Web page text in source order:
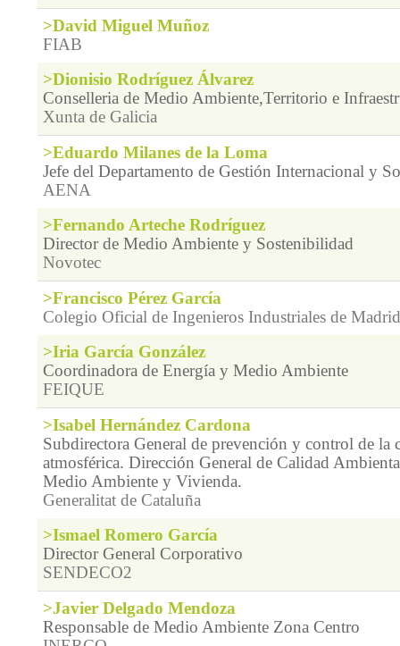
>David Miguel Muñoz
FIAB
>Dionisio Rodríguez Álvarez
Conselleria de Medio Ambiente,Territorio e
Xunta de Galicia
>Eduardo Milanes de la Loma
Jefe del Departamento de Gestión Internacional y
AENA
>Fernando Arteche Rodríguez
Director de Medio Ambiente y Sostenibilidad
Novotec
>Francisco Pérez García
Colegio Oficial de Ingenieros Industriales de Madrid
>Iria García González
Coordinadora de Energía y Medio Ambiente
FEIQUE
>Isabel Hernández Cardona
Subdirectora General de prevención y control de la
atmosférica. Dirección General de Calidad
Medio Ambiente y Vivienda.
Generalitat de Cataluña
>Ismael Romero García
Director General Corporativo
SENDECO2
>Javier Delgado Mendoza
Responsable de Medio Ambiente Zona Centro